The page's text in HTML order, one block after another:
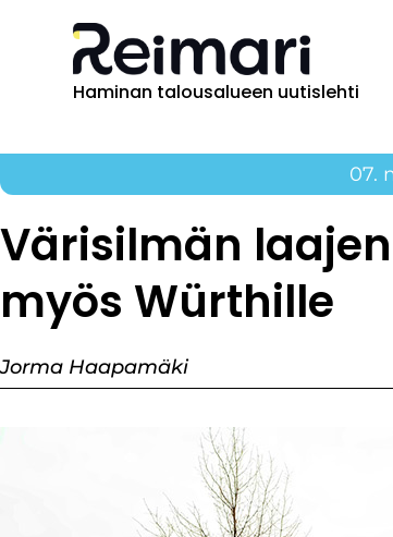
Haminan talousalueen uutislehti
07.
Värisilmän
myös Würthille
Jorma Haapamäki